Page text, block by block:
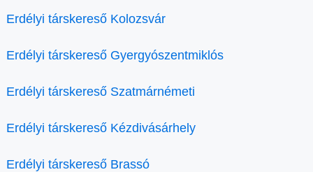
Erdélyi társkereső Kolozsvár
Erdélyi társkereső Gyergyószentmiklós
Erdélyi társkereső Szatmárnémeti
Erdélyi társkereső Kézdivásárhely
Erdélyi társkereső Brassó